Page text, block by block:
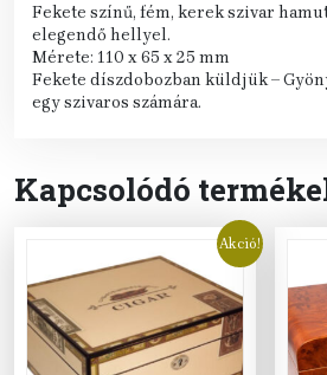
Fekete színű, fém, kerek szivar
elegendő hellyel.
Mérete: 110 x 65 x 25 mm
Fekete díszdobozban küldjük –
egy szivaros számára.
Kapcsolódó
Akció!